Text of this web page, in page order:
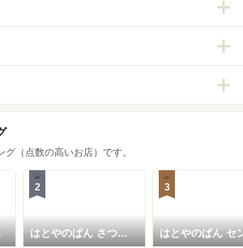
グ（点数の高いお店）です。
2
はとやのぱん さつま
3
はとやのぱん セ